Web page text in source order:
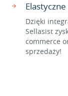
Dzięki
Sellasist
commerce
sprzedaży!